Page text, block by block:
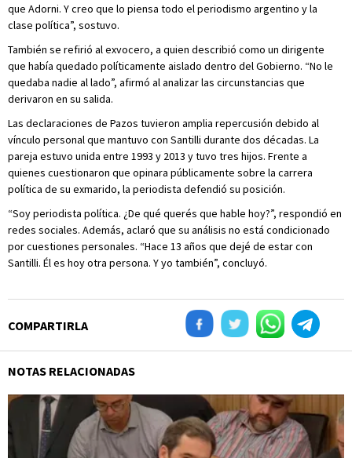
que Adorni. Y creo que lo piensa todo el periodismo argentino y la
clase política”, sostuvo.
También se refirió al exvocero, a quien describió como un dirigente
que había quedado políticamente aislado dentro del Gobierno. “No le
quedaba nadie al lado”, afirmó al analizar las circunstancias que
derivaron en su salida.
Las declaraciones de Pazos tuvieron amplia repercusión debido al
vínculo personal que mantuvo con Santilli durante dos décadas. La
pareja estuvo unida entre 1993 y 2013 y tuvo tres hijos. Frente a
quienes cuestionaron que opinara públicamente sobre la carrera
política de su exmarido, la periodista defendió su posición.
“Soy periodista política. ¿De qué querés que hable hoy?”, respondió en
redes sociales. Además, aclaró que su análisis no está condicionado
por cuestiones personales. “Hace 13 años que dejé de estar con
Santilli. Él es hoy otra persona. Y yo también”, concluyó.
COMPARTIRLA
NOTAS RELACIONADAS